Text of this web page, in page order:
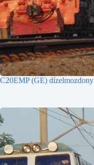
C20EMP (GE) dízelmozdony